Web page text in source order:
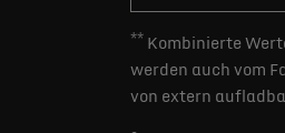
** Kombinierte
werden auch vom
von extern